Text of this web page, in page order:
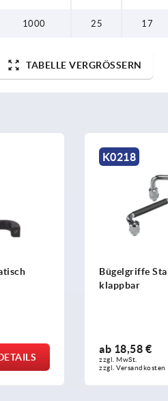
1000 25 17
TABELLE VERGRÖSSERN
Edelstahl rund
ab
zzgl.